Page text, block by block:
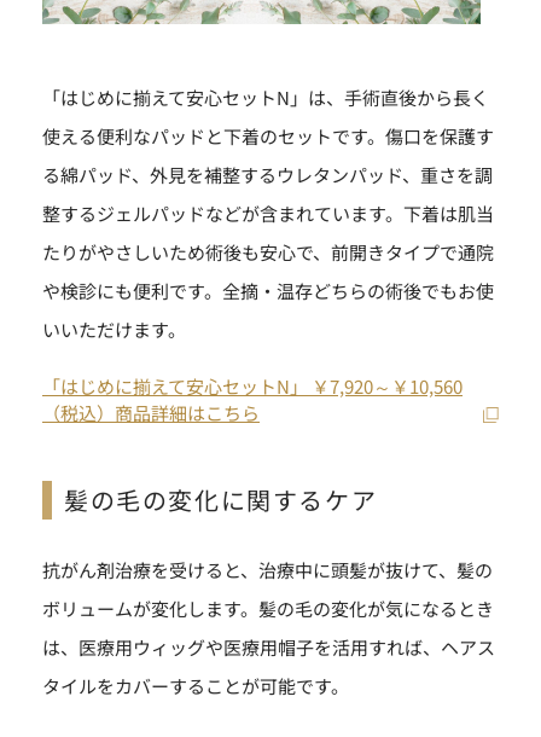
「はじめに揃えて安心セットN」は、手術直後から長く
使える便利なパッドと下着のセットです。傷口を保護す
る綿パッド、外見を補整するウレタンパッド、重さを調
整するジェルパッドなどが含まれています。下着は肌当
たりがやさしいため術後も安心で、前開きタイプで通院
や検診にも便利です。全摘・温存どちらの術後でもお使
いいただけます。
「はじめに揃えて安心セットN」 ￥7,920～￥10,560
（税込）商品詳細はこちら
髪の毛の変化に関するケア
抗がん剤治療を受けると、治療中に頭髪が抜けて、髪の
ボリュームが変化します。髪の毛の変化が気になるとき
は、医療用ウィッグや医療用帽子を活用すれば、ヘアス
タイルをカバーすることが可能です。